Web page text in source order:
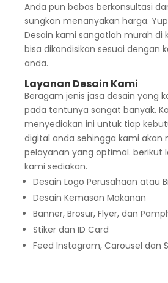
Anda pun bebas berkonsultasi
sungkan menanyakan harga.
Desain kami sangatlah murah di
bisa dikondisikan sesuai dengan
anda.
Layanan Desain Kami
Beragam jenis jasa desain yang
pada tentunya sangat banyak.
menyediakan ini untuk tiap
digital anda sehingga kami akan
pelayanan yang optimal. berikut
kami sediakan.
Desain Logo Perusahaan atau
Desain Kemasan Makanan
Banner, Brosur, Flyer, dan
Stiker dan ID Card
Feed Instagram, Carousel dan